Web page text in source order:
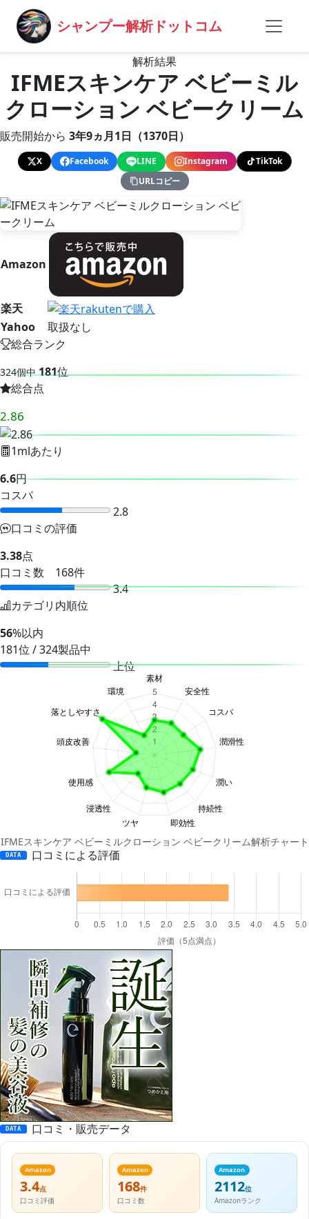
シャンプー解析ドットコム
解析結果
IFMEスキンケア ベビーミル
クローション ベビークリーム
販売開始から 3年9ヵ月1日（1370日）
X Facebook LINE Instagram
TikTok
URLコピー
Amazon
楽天
Yahoo
取扱なし
総合ランク
324個中 181位
総合点
2.86
1mlあたり
6.6円
コスパ
2.8
口コミの評価
3.38点
口コミ数 168件
3.4
カテゴリ内順位
56%以内
181位 / 324製品中
上位
IFMEスキンケア ベビーミルクローション ベビークリーム解析チャート
DATA 口コミによる評価
DATA 口コミ・販売データ
Amazon
3.4点
口コミ評価
Amazon
168件
口コミ数
Amazon
2112位
Amazonランク